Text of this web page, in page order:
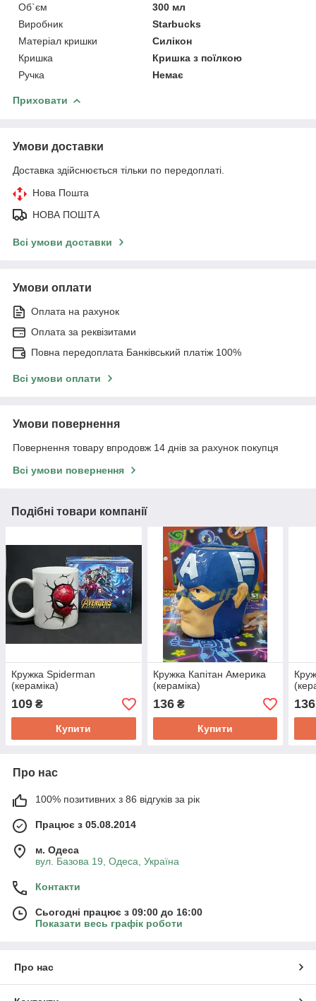
Об`єм
300 мл
Виробник
Starbucks
Матеріал кришки
Силікон
Кришка
Кришка з поїлкою
Ручка
Немає
Приховати
Умови доставки
Доставка здійснюється тільки по передоплаті.
Нова Пошта
НОВА ПОШТА
Всі умови доставки
Умови оплати
Оплата на рахунок
Оплата за реквізитами
Повна передоплата Банківський платіж 100%
Всі умови оплати
Умови повернення
Повернення товару впродовж 14 днів за рахунок покупця
Всі умови повернення
Подібні товари компанії
Кружка Spiderman
(кераміка)
109 ₴
Купити
Кружка Капітан Америка
(кераміка)
136₴
Купити
136
Про нас
100% позитивних з 86 відгуків за рік
Працює з 05.08.2014
м. Одеса
вул. Базова 19, Одеса, Україна
Контакти
Сьогодні працює з 09:00 до 16:00
Показати весь графік роботи
Про нас